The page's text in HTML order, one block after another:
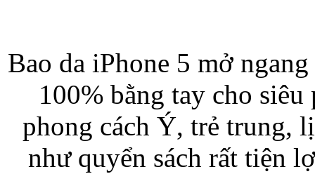
Bao da iPhone 5
Bao da iPhone 5 mở
100% bằng tay cho
phong cách Ý, trẻ trung,
như quyển sách rất tiện